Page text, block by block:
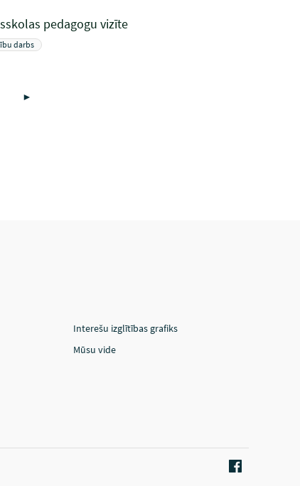
pedagogu vizīte
darbs
►
Interešu izglītības grafiks
Mūsu vide